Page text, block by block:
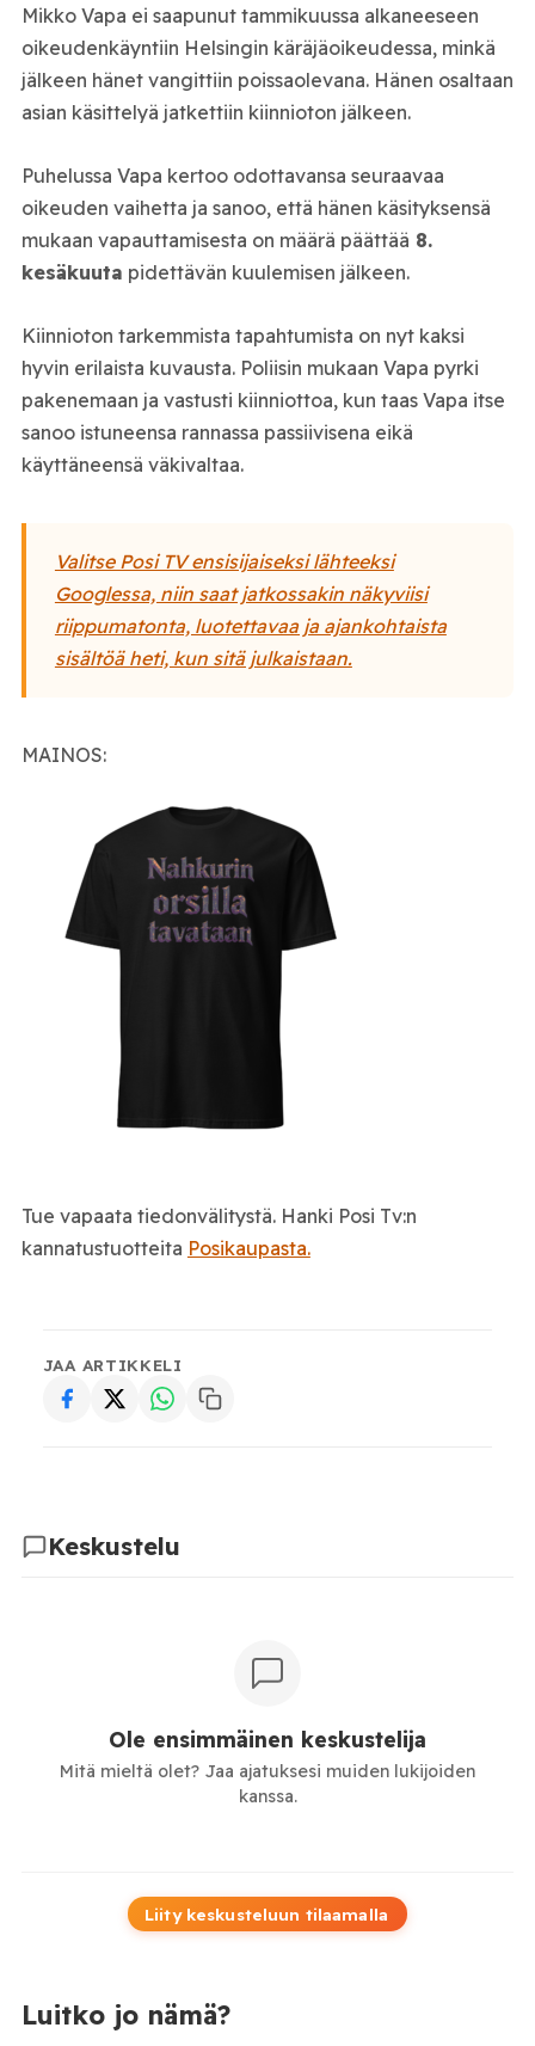
Mikko Vapa ei saapunut tammikuussa alkaneeseen
oikeudenkäyntiin Helsingin käräjäoikeudessa, minkä
jälkeen hänet vangittiin poissaolevana. Hänen osaltaan
asian käsittelyä jatkettiin kiinnioton jälkeen.
Puhelussa Vapa kertoo odottavansa seuraavaa
oikeuden vaihetta ja sanoo, että hänen käsityksensä
mukaan vapauttamisesta on määrä päättää 8.
kesäkuuta pidettävän kuulemisen jälkeen.
Kiinnioton tarkemmista tapahtumista on nyt kaksi
hyvin erilaista kuvausta. Poliisin mukaan Vapa pyrki
pakenemaan ja vastusti kiinniottoa, kun taas Vapa itse
sanoo istuneensa rannassa passiivisena eikä
käyttäneensä väkivaltaa.
Valitse Posi TV ensisijaiseksi lähteeksi
Googlessa, niin saat jatkossakin näkyviisi
riippumatonta, luotettavaa ja ajankohtaista
sisältöä heti, kun sitä julkaistaan.
MAINOS:
Tue vapaata tiedonvälitystä. Hanki Posi Tv:n
kannatustuotteita Posikaupasta.
JAA ARTIKKELI
Keskustelu
Ole ensimmäinen keskustelija
Mitä mieltä olet? Jaa ajatuksesi muiden lukijoiden
kanssa.
Liity keskusteluun tilaamalla
Luitko jo nämä?